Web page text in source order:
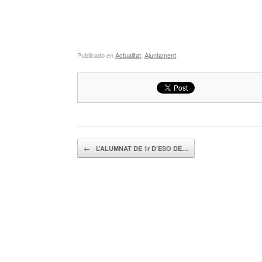
Publicado enActualitat Ajuntament
Navegador de artículos
← L’ALUMNAT DE 1r D’ESO DE…